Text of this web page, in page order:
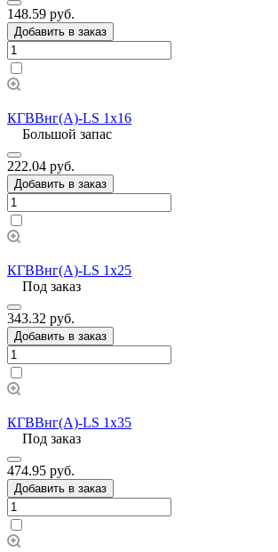
148.59 руб.
Добавить в заказ
КГВВнг(А)-LS 1х16
Большой запас
222.04 руб.
Добавить в заказ
КГВВнг(А)-LS 1х25
Под заказ
343.32 руб.
Добавить в заказ
КГВВнг(А)-LS 1х35
Под заказ
474.95 руб.
Добавить в заказ